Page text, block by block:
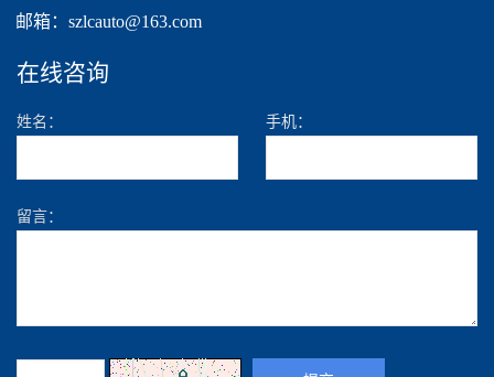
邮箱：szlcauto@163.com
在线咨询
姓名： 手机：
留言：